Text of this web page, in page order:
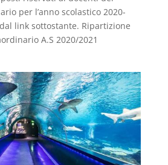
per l’anno scolastico 2020-
link sottostante. Ripartizione
A.S 2020/2021